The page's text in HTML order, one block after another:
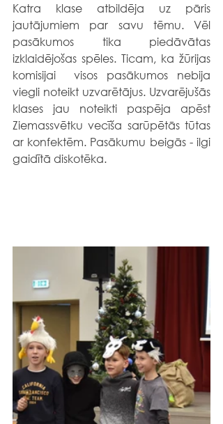
Katra klase atbildēja uz pāris
jautājumiem par savu tēmu. Vēl
pasākumos tika piedāvātas
izklaidējošas spēles. Ticam, ka žūrijas
komisijai  visos pasākumos nebija
viegli noteikt uzvarētājus. Uzvarējušās
klases jau noteikti paspēja apēst
Ziemassvētku vecīša sarūpētās tūtas
ar konfektēm. Pasākumu beigās - ilgi
gaidītā diskotēka.